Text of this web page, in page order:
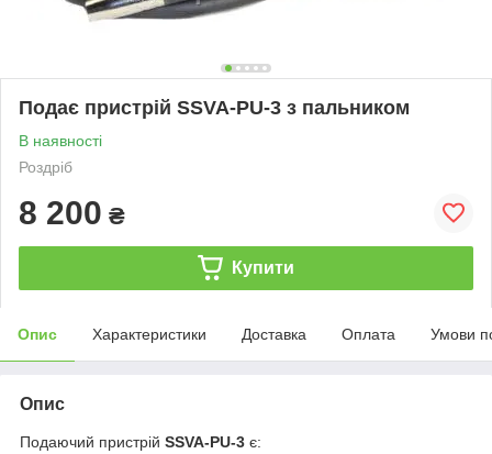
Подає пристрій SSVA-PU-3 з пальником
В наявності
Роздріб
8 200 ₴
Купити
Опис Характеристики Доставка Оплата Умови
Опис
Подаючий пристрій SSVA-PU-3 є: